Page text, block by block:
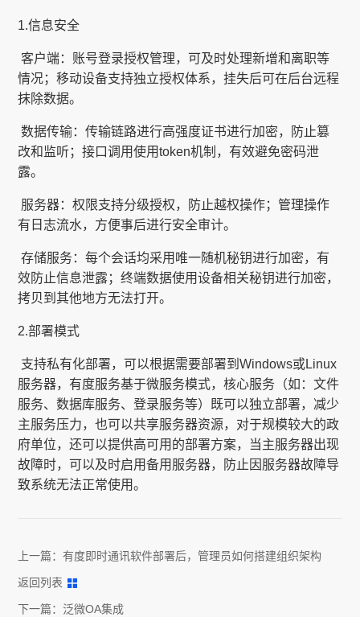
1.信息安全
​ 客户端：账号登录授权管理，可及时处理新增和离职等
情况；移动设备支持独立授权体系，挂失后可在后台远程
抹除数据。
​ 数据传输：传输链路进行高强度证书进行加密，防止篡
改和监听；接口调用使用token机制，有效避免密码泄
露。
​ 服务器：权限支持分级授权，防止越权操作；管理操作
有日志流水，方便事后进行安全审计。
​ 存储服务：每个会话均采用唯一随机秘钥进行加密，有
效防止信息泄露；终端数据使用设备相关秘钥进行加密，
拷贝到其他地方无法打开。
2.部署模式
​ 支持私有化部署，可以根据需要部署到Windows或Linux
服务器，有度服务基于微服务模式，核心服务（如：文件
服务、数据库服务、登录服务等）既可以独立部署，减少
主服务压力，也可以共享服务器资源，对于规模较大的政
府单位，还可以提供高可用的部署方案，当主服务器出现
故障时，可以及时启用备用服务器，防止因服务器故障导
致系统无法正常使用。
上一篇：有度即时通讯软件部署后，管理员如何搭建组织架构
返回列表
下一篇： 泛微OA集成